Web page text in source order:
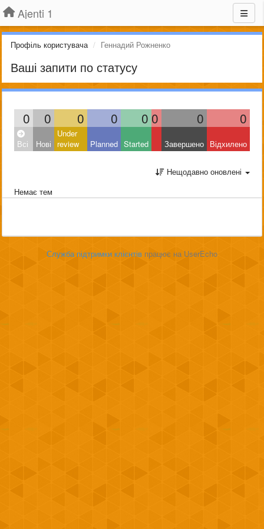
Ajenti 1
Профіль користувача Геннадий Рожненко
Ваші запити по статусу
0 0 0 0 0 0 0 0
Всі Нові
Under
review
Planned Started Завершено Відхилено
Нещодавно оновлені
Немає тем
Служба підтримки клієнтів працює на UserEcho